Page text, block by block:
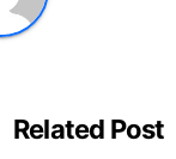
Related Post